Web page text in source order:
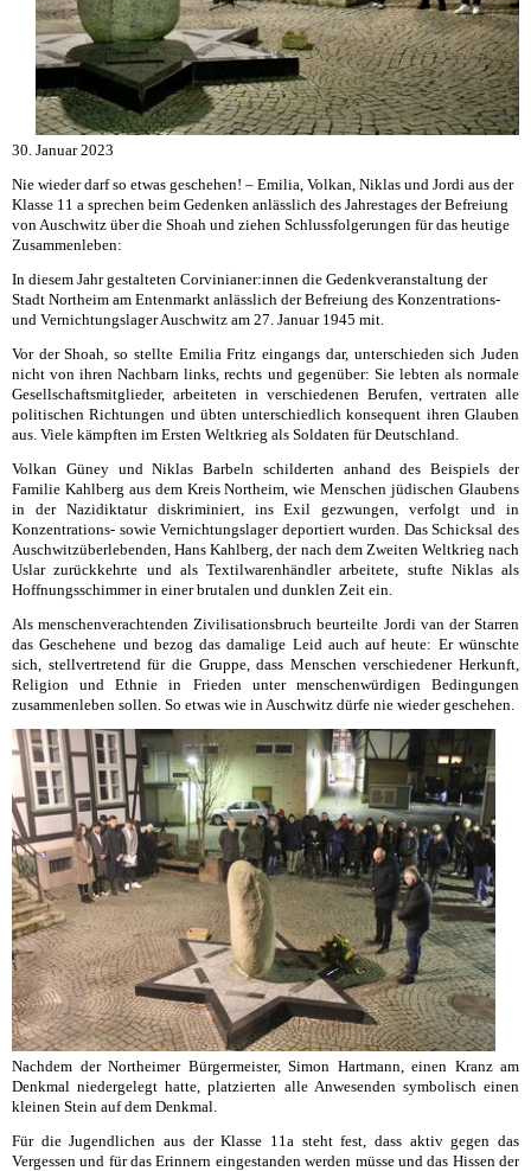
30. Januar 2023
Nie wieder darf so etwas geschehen! – Emilia, Volkan, Niklas und Jordi aus der
Klasse 11 a sprechen beim Gedenken anlässlich des Jahrestages der Befreiung
von Auschwitz über die Shoah und ziehen Schlussfolgerungen für das heutige
Zusammenleben:
In diesem Jahr gestalteten Corvinianer:innen die Gedenkveranstaltung der
Stadt Northeim am Entenmarkt anlässlich der Befreiung des Konzentrations-
und Vernichtungslager Auschwitz am 27. Januar 1945 mit.
Vor der Shoah, so stellte Emilia Fritz eingangs dar, unterschieden sich Juden
nicht von ihren Nachbarn links, rechts und gegenüber: Sie lebten als normale
Gesellschaftsmitglieder, arbeiteten in verschiedenen Berufen, vertraten alle
politischen Richtungen und übten unterschiedlich konsequent ihren Glauben
aus. Viele kämpften im Ersten Weltkrieg als Soldaten für Deutschland.
Volkan Güney und Niklas Barbeln schilderten anhand des Beispiels der
Familie Kahlberg aus dem Kreis Northeim, wie Menschen jüdischen Glaubens
in der Nazidiktatur diskriminiert, ins Exil gezwungen, verfolgt und in
Konzentrations- sowie Vernichtungslager deportiert wurden. Das Schicksal des
Auschwitzüberlebenden, Hans Kahlberg, der nach dem Zweiten Weltkrieg nach
Uslar zurückkehrte und als Textilwarenhändler arbeitete, stufte Niklas als
Hoffnungsschimmer in einer brutalen und dunklen Zeit ein.
Als menschenverachtenden Zivilisationsbruch beurteilte Jordi van der Starren
das Geschehene und bezog das damalige Leid auch auf heute: Er wünschte
sich, stellvertretend für die Gruppe, dass Menschen verschiedener Herkunft,
Religion und Ethnie in Frieden unter menschenwürdigen Bedingungen
zusammenleben sollen. So etwas wie in Auschwitz dürfe nie wieder geschehen.
Nachdem der Northeimer Bürgermeister, Simon Hartmann, einen Kranz am
Denkmal niedergelegt hatte, platzierten alle Anwesenden symbolisch einen
kleinen Stein auf dem Denkmal.
Für die Jugendlichen aus der Klasse 11a steht fest, dass aktiv gegen das
Vergessen und für das Erinnern eingestanden werden müsse und das Hissen der